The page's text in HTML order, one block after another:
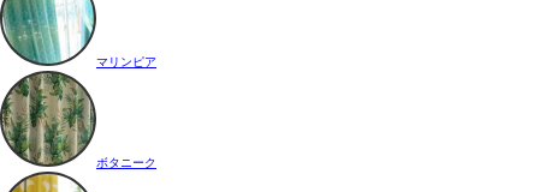
マリンピア
ボタニーク